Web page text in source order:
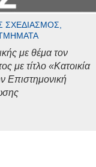
ΣΧΕΔΙΑΣΜΌΣ,
ΤΜΉΜΑΤΑ
με θέμα τον
με τίτλο «Κατοικία
Επιστημονική